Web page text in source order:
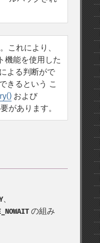
これにより、
機能を使用した
よる判断がで
きるという こ
および
があります。
、
の組み